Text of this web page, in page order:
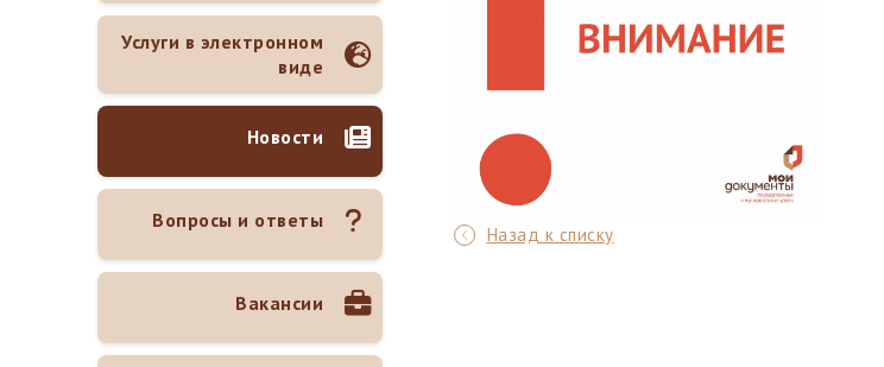
Услуги в электронном
виде
Новости
Вопросы и ответы
Вакансии
Назад к списку